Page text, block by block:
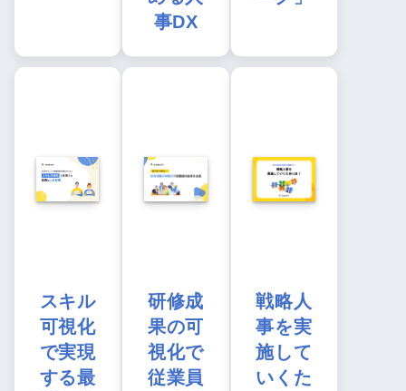
事DX
スキル
可視化
で実現
する最
研修成
果の可
視化で
従業員
戦略人
事を実
施して
いくた